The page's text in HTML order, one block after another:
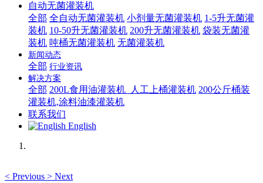
自动无菌灌装机
全部 全自动无菌灌装机 小剂量无菌灌装机 1-5升无菌灌
装机 10-50升无菌灌装机 200升无菌灌装机 袋装无菌灌
装机 吨桶无菌灌装机 无菌灌装机
新闻动态
全部 行业资讯
解决方案
全部 200L食用油灌装机_人工上桶灌装机 200公斤桶装
灌装机,涂料油漆灌装机
联系我们
English
< Previous > Next